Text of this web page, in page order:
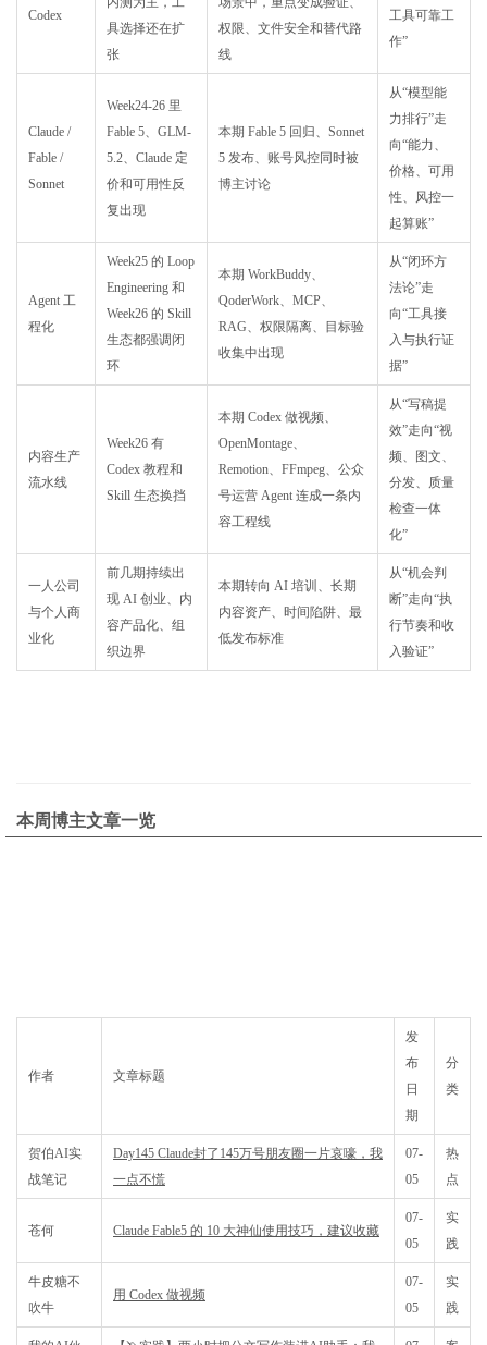
Codex
具选择还在扩
张
权限、文件安全和替代路
线
工具可靠工
作”
Claude /
Fable /
Sonnet
Week24-26 里
Fable 5、GLM-
5.2、Claude 定
价和可用性反
复出现
本期 Fable 5 回归、Sonnet
5 发布、账号风控同时被
博主讨论
从“模型能
力排行”走
向“能力、
价格、可用
性、风控一
起算账”
Agent 工
程化
Week25 的 Loop
Engineering 和
Week26 的 Skill
生态都强调闭
环
本期 WorkBuddy、
QoderWork、MCP、
RAG、权限隔离、目标验
收集中出现
从“闭环方
法论”走
向“工具接
入与执行证
据”
内容生产
流水线
Week26 有
Codex 教程和
Skill 生态换挡
本期 Codex 做视频、
OpenMontage、
Remotion、FFmpeg、公众
号运营 Agent 连成一条内
容工程线
从“写稿提
效”走向“视
频、图文、
分发、质量
检查一体
化”
一人公司
与个人商
业化
前几期持续出
现 AI 创业、内
容产品化、组
织边界
本期转向 AI 培训、长期
内容资产、时间陷阱、最
低发布标准
从“机会判
断”走向“执
行节奏和收
入验证”
本周博主文章一览
作者 文章标题
发
布
日
期
分
类
贺伯AI实
战笔记
Day145 Claude封了145万号朋友圈一片哀嚎，我
一点不慌
07-
05
热
点
苍何 Claude Fable5 的 10 大神仙使用技巧，建议收藏
07-
05
实
践
牛皮糖不
吹牛
用 Codex 做视频
07-
05
实
践